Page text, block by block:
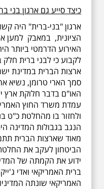
כיצד סייע גם ארגון
ארגון "בני-ברית" היה
הציונית, במאבק למען
האירוע הדרמטי ביותר
לקבוע כי לבני ברית
סמך הארי טרומן, נשיא
האו"ם בדבר חלוקת ארץ
עמדת משרד החוץ
ולחזור בו מהחלטת כ"ט
הנגב בגבולות המדינה
מאוד שארצות הברית
הביטחון לעקב את
ידוע את הקמתה של
ברית האמריקאי ואדי
האמריקאי שונתה